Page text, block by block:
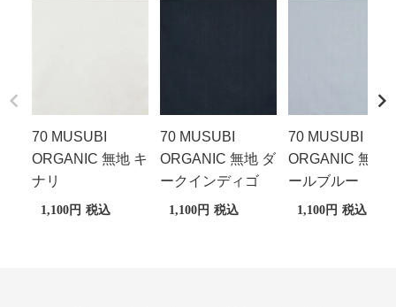
70 MUSUBI
ORGANIC 無地 キ
ナリ
1,100 税込
70 MUSUBI
ORGANIC 無地 ダ
ークインディゴ
1,100 税込
70 MUSUBI
ORGANIC 無地
ールブルー
1,100 税込